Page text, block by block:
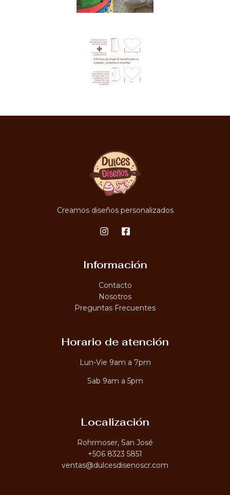
Creamos diseños personalizados
Información
Contacto
Nosotros
Preguntas Frecuentes
Horario de atención
Lun-Vie 9am a 7pm
Sab 9am a 5pm
Localización
Rohrmoser, San José
+506 8323 5851
ventas@dulcesdisenoscr.com